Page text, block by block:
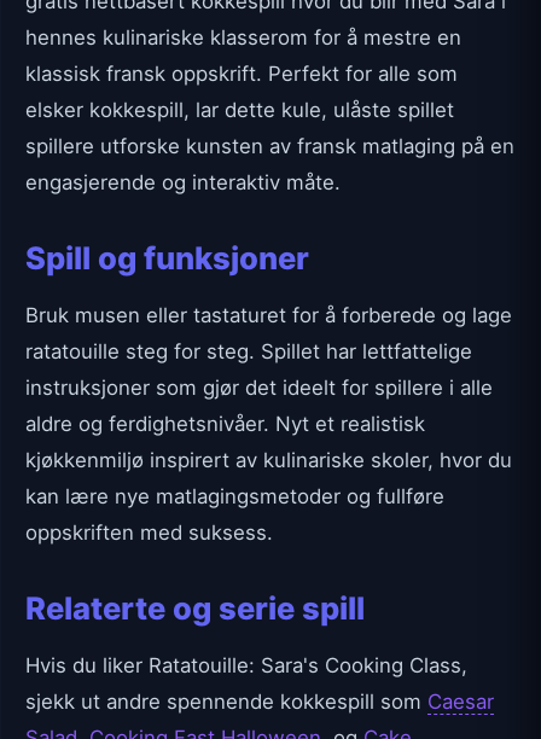
hennes kulinariske klasserom for å mestre en
klassisk fransk oppskrift. Perfekt for alle som
elsker kokkespill, lar dette kule, ulåste spillet
spillere utforske kunsten av fransk matlaging på en
engasjerende og interaktiv måte.
Spill og funksjoner
Bruk musen eller tastaturet for å forberede og lage
ratatouille steg for steg. Spillet har lettfattelige
instruksjoner som gjør det ideelt for spillere i alle
aldre og ferdighetsnivåer. Nyt et realistisk
kjøkkenmiljø inspirert av kulinariske skoler, hvor du
kan lære nye matlagingsmetoder og fullføre
oppskriften med suksess.
Relaterte og serie spill
Hvis du liker Ratatouille: Sara's Cooking Class,
sjekk ut andre spennende kokkespill som Caesar